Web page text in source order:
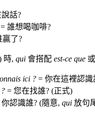
話?
= 誰想喝咖啡?
贏了?
時, qui 會搭配 est-ce que
ici ? = 你在這裡認識
= 您在找誰? (正式)
你認識誰? (隨意, qui 放句